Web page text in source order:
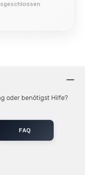
oder benötigst Hilfe?
FAQ